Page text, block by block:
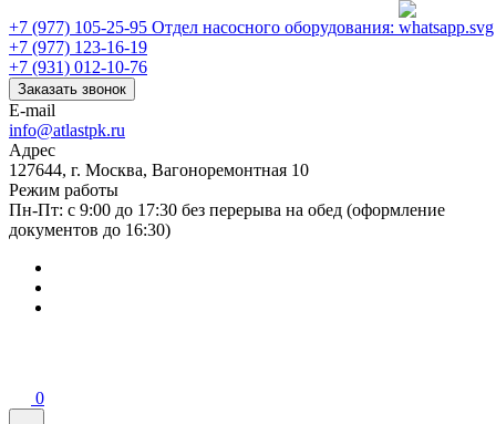
+7 (977) 105-25-95 Отдел насосного оборудования:
+7 (977) 123-16-19
+7 (931) 012-10-76
Заказать звонок
E-mail
info@atlastpk.ru
Адрес
127644, г. Москва, Вагоноремонтная 10
Режим работы
Пн-Пт: с 9:00 до 17:30 без перерыва на обед (оформление
документов до 16:30)
0